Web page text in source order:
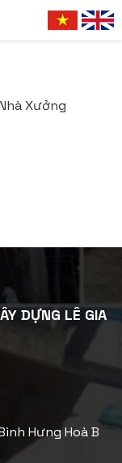
Xưởng
DỰNG LÊ GIA
Hưng Hoà B